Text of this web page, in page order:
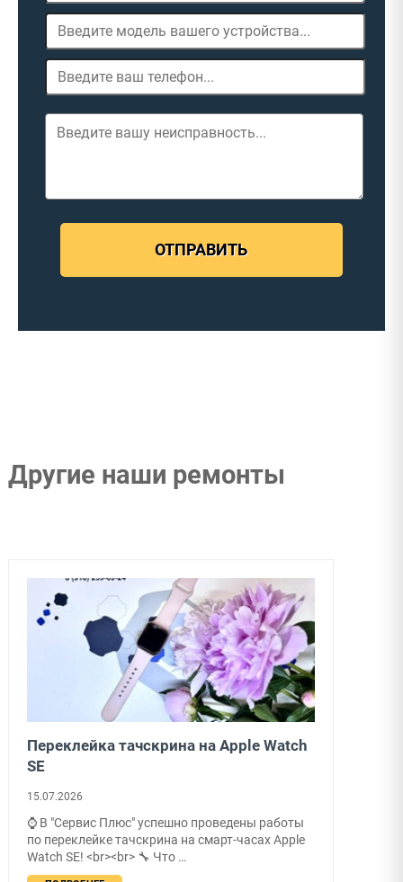
ОТПРАВИТЬ
Другие наши ремонты
Переклейка тачскрина на Apple Watch
SE
15.07.2026
⌚ В "Сервис Плюс" успешно проведены работы
по переклейке тачскрина на смарт-часах Apple
Watch SE! <br><br> 🔧 Что …